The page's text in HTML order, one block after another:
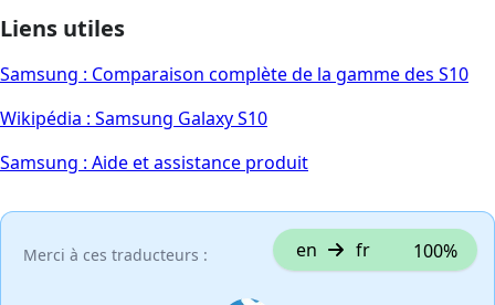
Liens utiles
Samsung : Comparaison complète de la gamme des S10
Wikipédia : Samsung Galaxy S10
Samsung : Aide et assistance produit
Merci à ces traducteurs : en fr 100%